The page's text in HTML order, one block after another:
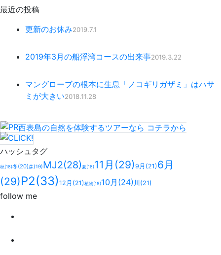
最近の投稿
更新のお休み2019.7.1
2019年3月の船浮湾コースの出来事2019.3.22
マングローブの根本に生息「ノコギリガザミ」はハサ
ミが大きい2018.11.28
西表島の自然を体験するツアーなら コチラから
ハッシュタグ
秋(18)冬(20)森(19)MJ2(28)夏(18)11月 (29)9月 (21)6月
(29)P2(33)12月 (21)植物(18)10月 (24) 川 (21)
follow me